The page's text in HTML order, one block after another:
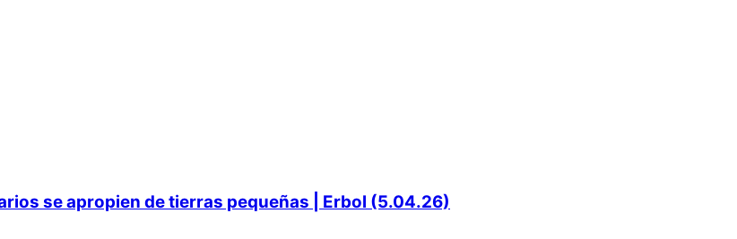
se apropien de tierras pequeñas | Erbol (5.04.26)